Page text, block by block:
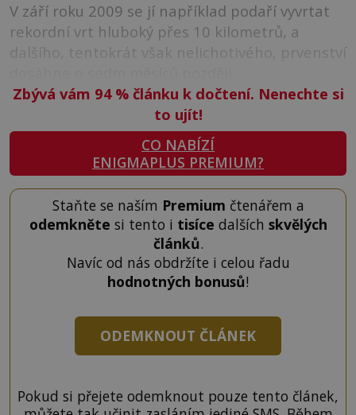
V září roku 2009 se jí například podaří vyvrtat
rekordní vrt hluboký přes 10 kilometrů, a
dalšího, tentokrát však nelichotivého, prvenství
Zbývá vám 94 %článku k dočtení. Nenechte si
to ujít!
CO NABÍZÍ
ENIGMAPLUS PREMIUM?
Staňte se naším Premium čtenářem a
odemkněte si tento i tisíce dalších skvělých
článků.
Navíc od nás obdržíte i celou řadu
hodnotných bonusů!
ODEMKNOUT ČLÁNEK
Pokud si přejete odemknout pouze tento článek,